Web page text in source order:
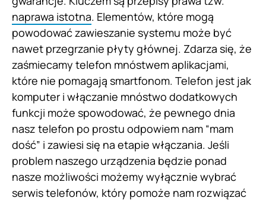
naprawa istotna. Elementów, które mogą
powodować zawieszanie systemu może być
nawet przegrzanie płyty głównej. Zdarza się, że
zaśmiecamy telefon mnóstwem aplikacjami,
które nie pomagają smartfonom. Telefon jest jak
komputer i włączanie mnóstwo dodatkowych
funkcji może spowodować, że pewnego dnia
nasz telefon po prostu odpowiem nam “mam
dość” i zawiesi się na etapie włączania. Jeśli
problem naszego urządzenia będzie ponad
nasze możliwości możemy wyłącznie wybrać
serwis telefonów, który pomoże nam rozwiązać